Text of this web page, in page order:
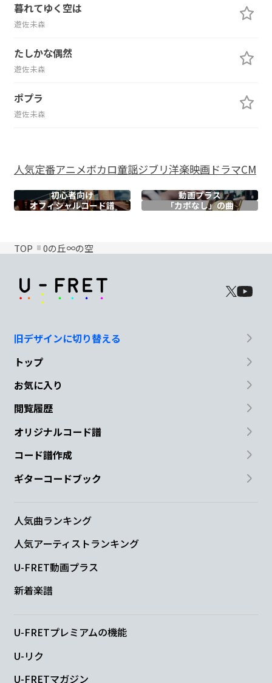
暮れてゆく空は
遊佐未森
たしかな偶然
遊佐未森
ポプラ
遊佐未森
人気定番アニメボカロ童謡ジブリ洋楽映画ドラマCM
初心者向け
動画プラス
オフィシャルコード譜 「カポなし」の曲
TOP 0の丘∞の空
旧デザインに切り替える
トップ
お気に入り
閲覧履歴
オリジナルコード譜
コード譜作成
ギターコードブック
人気曲ランキング
人気アーティストランキング
U-FRET動画プラス
新着楽譜
U-FRETプレミアムの機能
U-リク
U-FRETマガジン